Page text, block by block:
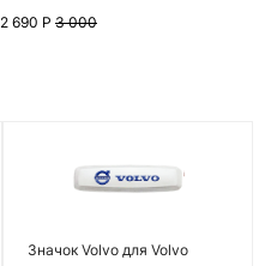
2 690 Р 3 000
Значок Volvo для Volvo